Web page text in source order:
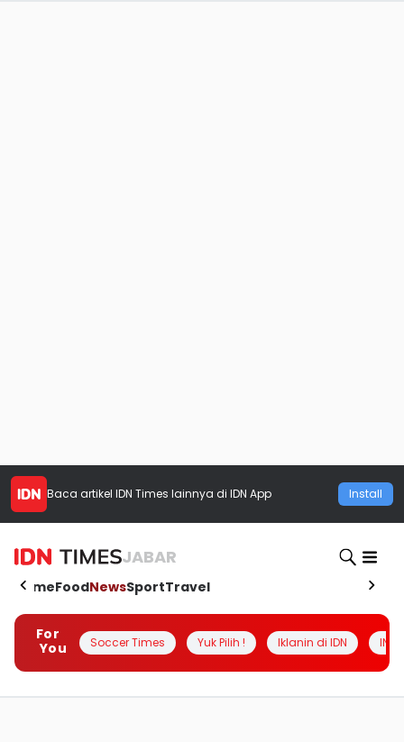
Baca artikel IDN Times lainnya di IDN App Install
JABAR
HomeFoodNewsSportTravel
For
You
Soccer Times Yuk Pilih ! Iklanin di IDN